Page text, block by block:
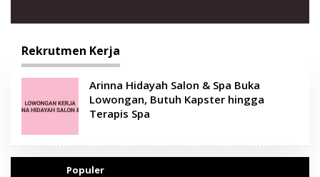
Rekrutmen Kerja
Arinna Hidayah Salon & Spa Buka
Lowongan, Butuh Kapster hingga
Terapis Spa
Populer